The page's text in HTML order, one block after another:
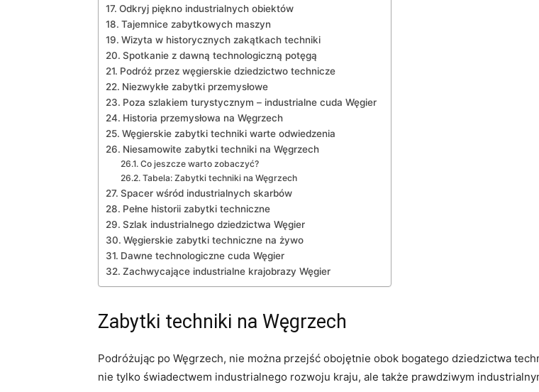
Odkryj piękno industrialnych obiektów
Tajemnice zabytkowych maszyn
Wizyta w historycznych zakątkach techniki
Spotkanie z dawną technologiczną potęgą
Podróż przez węgierskie dziedzictwo technicze
Niezwykłe zabytki przemysłowe
Poza szlakiem turystycznym – industrialne cuda Węgier
Historia przemysłowa na Węgrzech
Węgierskie zabytki techniki warte odwiedzenia
Niesamowite zabytki techniki na Węgrzech
Co jeszcze warto zobaczyć?
Tabela: Zabytki techniki na Węgrzech
Spacer wśród industrialnych skarbów
Pełne historii zabytki techniczne
Szlak industrialnego dziedzictwa Węgier
Węgierskie zabytki techniczne na żywo
Dawne technologiczne cuda Węgier
Zachwycające industrialne krajobrazy Węgier
Zabytki techniki na Węgrzech
Podróżując po Węgrzech, nie można przejść obojętnie obok bogatego dziedzictwa
nie tylko świadectwem industrialnego rozwoju kraju, ale także prawdziwym